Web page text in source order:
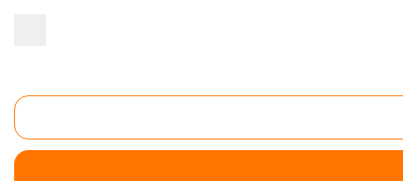
Boutique de cadeaux Alsace